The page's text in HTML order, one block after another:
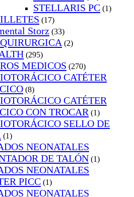
STELLARIS PC (1)
(17)
Storz (33)
(2)
(295)
MEDICOS (270)
CATÉTER
(8)
CATÉTER
CON TROCAR (1)
SELLO DE
(1)
NEONATALES
DE TALÓN (1)
NEONATALES
PICC (1)
NEONATALES